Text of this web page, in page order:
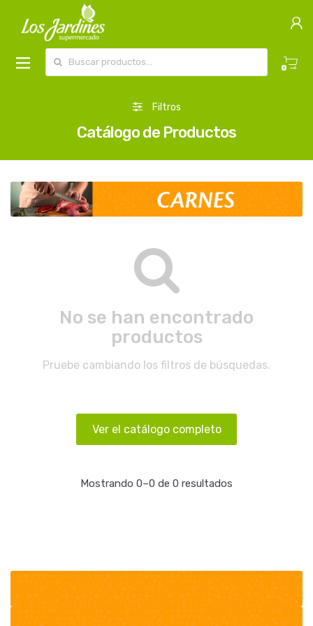
0
Filtros
Catálogo de Productos
No se han encontrado
productos
Pruebe cambiando los filtros de búsquedas.
Ver el catálogo completo
Mostrando 0–0 de 0 resultados